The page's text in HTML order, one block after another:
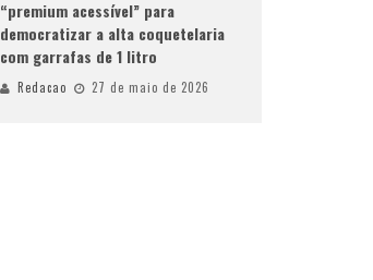
“premium acessível” para
democratizar a alta coquetelaria
com garrafas de 1 litro
Redacao 27 de maio de 2026